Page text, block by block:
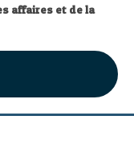
affaires et de la